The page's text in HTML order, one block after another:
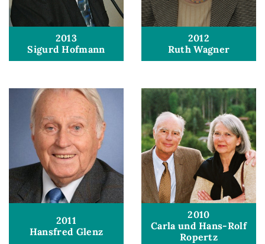
2013
Sigurd Hofmann
2012
Ruth Wagner
2011
Hansfred Glenz
2010
Carla und Hans-Rolf
Ropertz